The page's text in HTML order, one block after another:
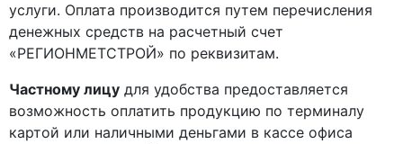
услуги. Оплата производится путем перечисления
денежных средств на расчетный счет
«РЕГИОНМЕТСТРОЙ» по реквизитам.
Частному лицу для удобства предоставляется
возможность оплатить продукцию по терминалу
картой или наличными деньгами в кассе офиса